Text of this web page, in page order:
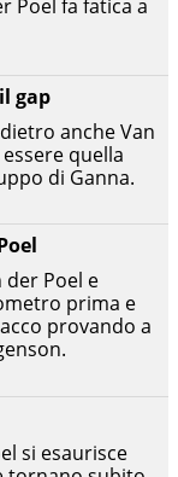
si esaurisce
der Poel e
prima e
provando a
gap
anche Van
quella
di Ganna.
Poel fa fatica a